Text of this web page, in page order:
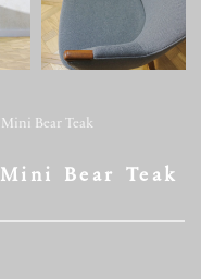
Bear Teak
Bear Teak